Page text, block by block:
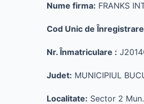
Nume firma: FRANKS
Cod Unic de
Nr. Înmatriculare :
Judet: MUNICIPIUL
Localitate: Sector 2